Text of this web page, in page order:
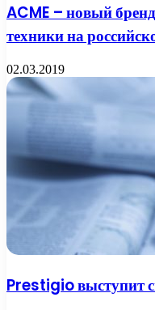
ACME – новый
техники на
02.03.2019
Prestigio выступит